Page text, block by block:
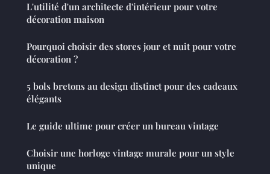
L'utilité d'un architecte d'intérieur pour votre
décoration maison
Pourquoi choisir des stores jour et nuit pour votre
décoration ?
5 bols bretons au design distinct pour des cadeaux
élégants
Le guide ultime pour créer un bureau vintage
Choisir une horloge vintage murale pour un style
unique